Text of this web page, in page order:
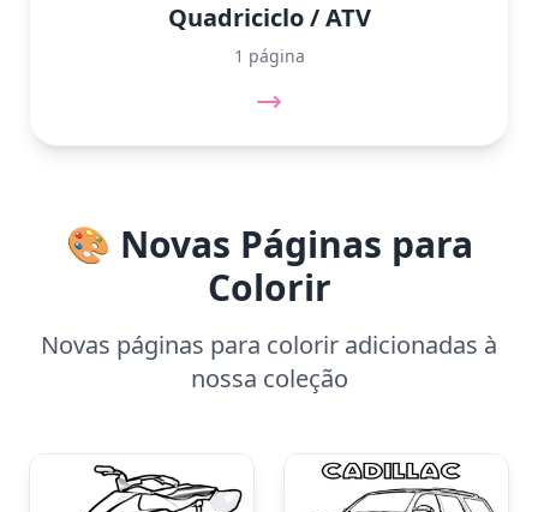
Quadriciclo / ATV
1 página
🎨 Novas Páginas para
Colorir
Novas páginas para colorir adicionadas à
nossa coleção